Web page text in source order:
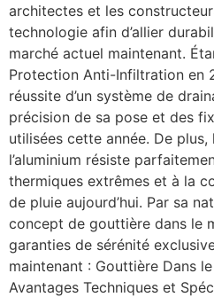
architectes et les
technologie afin d’allier
marché actuel maintenant.
Protection Anti-Infiltration en
réussite d’un système de
précision de sa pose et des
utilisées cette année. De
l’aluminium résiste
thermiques extrêmes et à la
de pluie aujourd’hui. Par sa
concept de gouttière dans le
garanties de sérénité
maintenant : Gouttière Dans
Avantages Techniques et